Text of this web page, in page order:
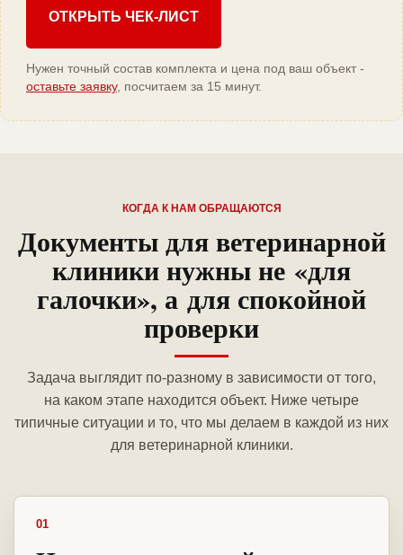
ОТКРЫТЬ ЧЕК-ЛИСТ
Нужен точный состав комплекта и цена под ваш объект -
оставьте заявку, посчитаем за 15 минут.
КОГДА К НАМ ОБРАЩАЮТСЯ
Документы для ветеринарной
клиники нужны не «для
галочки», а для спокойной
проверки
Задача выглядит по-разному в зависимости от того,
на каком этапе находится объект. Ниже четыре
типичные ситуации и то, что мы делаем в каждой из них
для ветеринарной клиники.
01